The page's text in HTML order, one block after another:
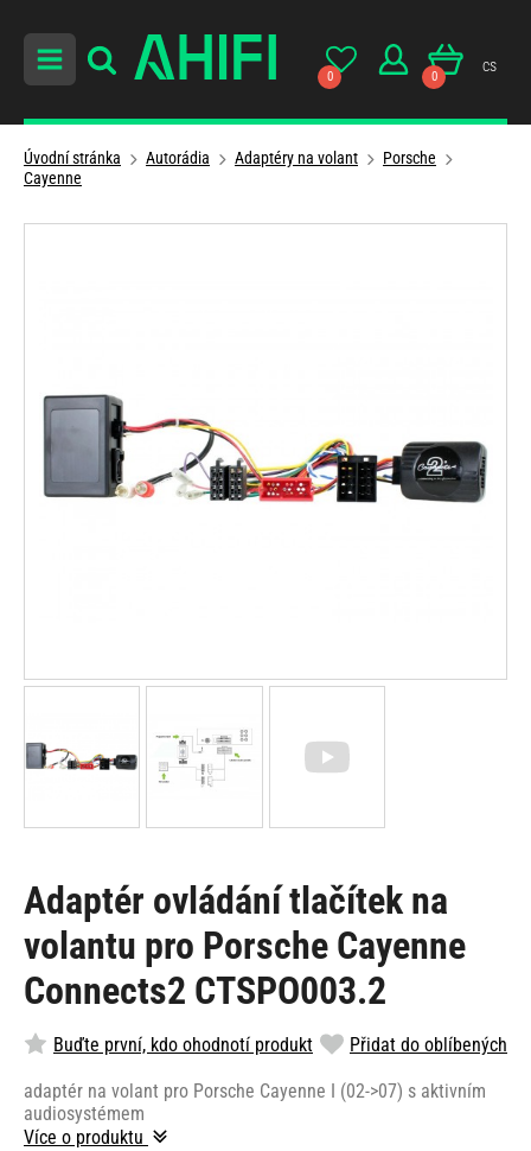
0 0
cs
Úvodní stránka Autorádia Adaptéry na volant
Porsche
Cayenne
Adaptér ovládání tlačítek na
volantu pro Porsche Cayenne
Connects2 CTSPO003.2
Buďte první, kdo ohodnotí produkt Přidat do oblíbených
adaptér na volant pro Porsche Cayenne I (02->07) s aktivním
audiosystémem
Více o produktu